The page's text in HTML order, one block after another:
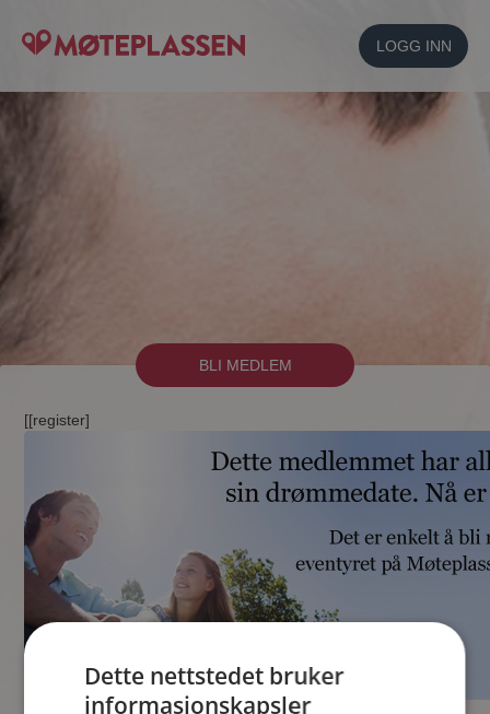
LOGG INN
BLI MEDLEM
[[register]
Dette nettstedet bruker
informasjonskapsler